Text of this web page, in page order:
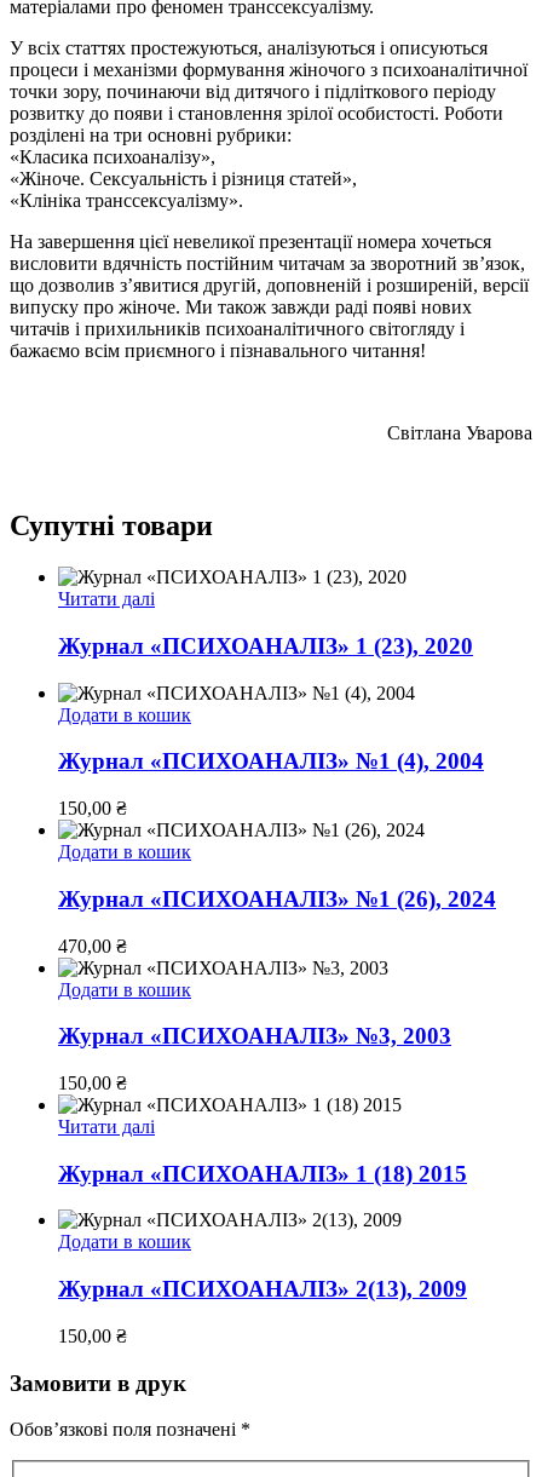
матеріалами про феномен транссексуалізму.
У всіх статтях простежуються, аналізуються і описуються
процеси і механізми формування жіночого з психоаналітичної
точки зору, починаючи від дитячого і підліткового періоду
розвитку до появи і становлення зрілої особистості. Роботи
розділені на три основні рубрики:
«Класика психоаналізу»,
«Жіноче. Сексуальність і різниця статей»,
«Клініка транссексуалізму».
На завершення цієї невеликої презентації номера хочеться
висловити вдячність постійним читачам за зворотний зв’язок,
що дозволив з’явитися другій, доповненій і розширеній, версії
випуску про жіноче. Ми також завжди раді появі нових
читачів і прихильників психоаналітичного світогляду і
бажаємо всім приємного і пізнавального читання!
Світлана Уварова
Супутні товари
Читати далі
Журнал «ПСИХОАНАЛІЗ» 1 (23), 2020
Додати в кошик
Журнал «ПСИХОАНАЛІЗ» №1 (4), 2004
150,00 ₴
Додати в кошик
Журнал «ПСИХОАНАЛІЗ» №1 (26), 2024
470,00 ₴
Додати в кошик
Журнал «ПСИХОАНАЛІЗ» №3, 2003
150,00 ₴
Читати далі
Журнал «ПСИХОАНАЛІЗ» 1 (18) 2015
Додати в кошик
Журнал «ПСИХОАНАЛІЗ» 2(13), 2009
150,00 ₴
Замовити в друк
Обов’язкові поля позначені *